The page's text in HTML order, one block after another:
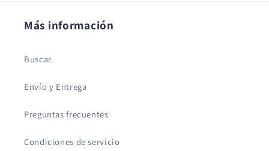
Más información
Buscar
Envío y Entrega
Preguntas frecuentes
Condiciones de servicio